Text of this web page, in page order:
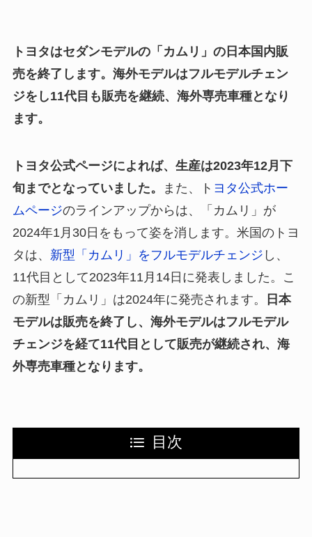
トヨタはセダンモデルの「カムリ」の日本国内販
売を終了します。海外モデルはフルモデルチェン
ジをし11代目も販売を継続、海外専売車種となり
ます。
トヨタ公式ページによれば、生産は2023年12月下
旬までとなっていました。
また、ト ヨタ公式ホー
ムページのラインアップからは、「カムリ」が
2024年1月30日をもって姿を消します。米国のトヨ
タは、 新型「カムリ」をフルモデルチェンジ し、
11代目として2023年11月14日に発表しました。こ
の新型「カムリ」は2024年に発売されます。
日本
モデルは販売を終了し、海外モデルはフルモデル
チェンジを経て11代目として販売が継続され、海
外専売車種となります。
目次